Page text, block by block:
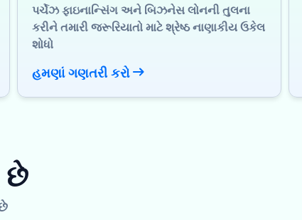
પર્ચેઝ ફાઇનાન્સિંગ અને બિઝનેસ લોનની તુલના
કરીને તમારી જરૂરિયાતો માટે શ્રેષ્ઠ નાણાકીય ઉકેલ
શોધો
હમણાં ગણતરી કરો
છે